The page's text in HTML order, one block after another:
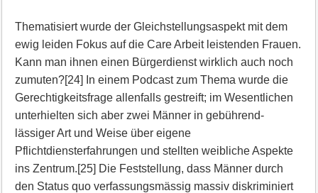
Thematisiert wurde der Gleichstellungsaspekt mit dem
ewig leiden Fokus auf die Care Arbeit leistenden Frauen.
Kann man ihnen einen Bürgerdienst wirklich auch noch
zumuten?[24] In einem Podcast zum Thema wurde die
Gerechtigkeitsfrage allenfalls gestreift; im Wesentlichen
unterhielten sich aber zwei Männer in gebührend-
lässiger Art und Weise über eigene
Pflichtdiensterfahrungen und stellten weibliche Aspekte
ins Zentrum.[25] Die Feststellung, dass Männer durch
den Status quo verfassungsmässig massiv diskriminiert